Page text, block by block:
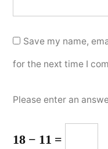
Save my name,
for the next time I
Please enter an
18 − 11 =